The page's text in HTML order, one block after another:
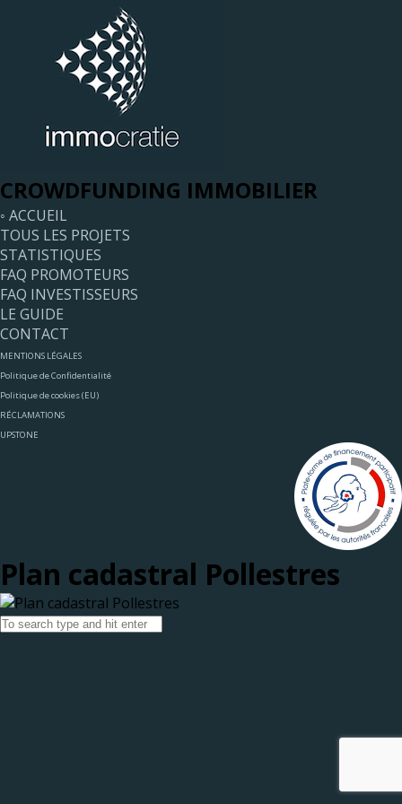
CROWDFUNDING IMMOBILIER
◦ ACCUEIL
TOUS LES PROJETS
STATISTIQUES
FAQ PROMOTEURS
FAQ INVESTISSEURS
LE GUIDE
CONTACT
MENTIONS LÉGALES
Politique de Confidentialité
Politique de cookies (EU)
RÉCLAMATIONS
UPSTONE
Plan cadastral Pollestres